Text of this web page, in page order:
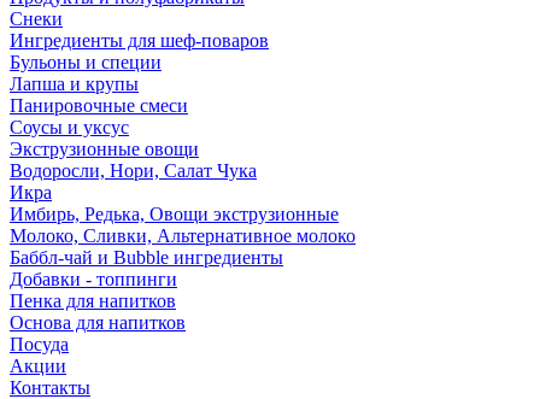
Снеки
Ингредиенты для шеф-поваров
Бульоны и специи
Лапша и крупы
Панировочные смеси
Соусы и уксус
Экструзионные овощи
Водоросли, Нори, Салат Чука
Икра
Имбирь, Редька, Овощи экструзионные
Молоко, Сливки, Альтернативное молоко
Баббл-чай и Bubble ингредиенты
Добавки - топпинги
Пенка для напитков
Основа для напитков
Посуда
Акции
Контакты